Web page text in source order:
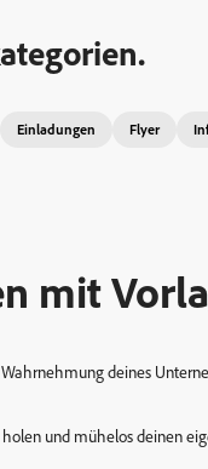
Einladungen Flyer
mit
deines
und mühelos deinen